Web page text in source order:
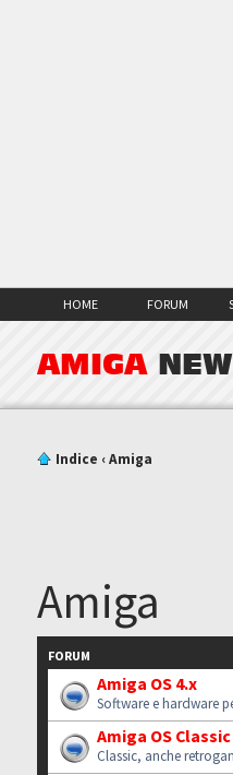
HOME FORUM
AMIGA
Indice ‹Amiga
Amiga
FORUM
Amiga OS 4.x
Software e hardware
Amiga OS
Classic, anche